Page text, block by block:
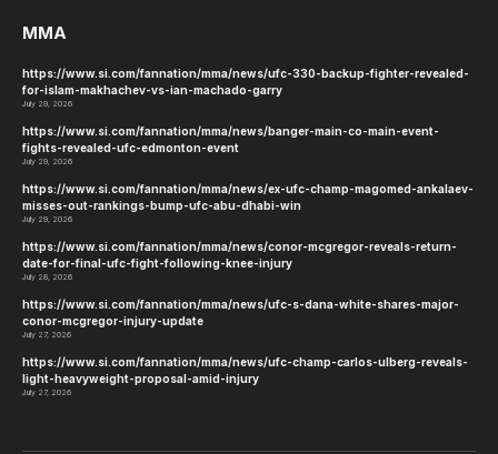
MMA
https://www.si.com/fannation/mma/news/ufc-330-backup-fighter-revealed-
for-islam-makhachev-vs-ian-machado-garry
July 29, 2026
https://www.si.com/fannation/mma/news/banger-main-co-main-event-
fights-revealed-ufc-edmonton-event
July 29, 2026
https://www.si.com/fannation/mma/news/ex-ufc-champ-magomed-ankalaev-
misses-out-rankings-bump-ufc-abu-dhabi-win
July 29, 2026
https://www.si.com/fannation/mma/news/conor-mcgregor-reveals-return-
date-for-final-ufc-fight-following-knee-injury
July 28, 2026
https://www.si.com/fannation/mma/news/ufc-s-dana-white-shares-major-
conor-mcgregor-injury-update
July 27, 2026
https://www.si.com/fannation/mma/news/ufc-champ-carlos-ulberg-reveals-
light-heavyweight-proposal-amid-injury
July 27, 2026